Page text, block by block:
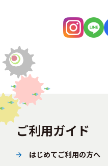
ご利用ガイド
はじめてご利用の方へ